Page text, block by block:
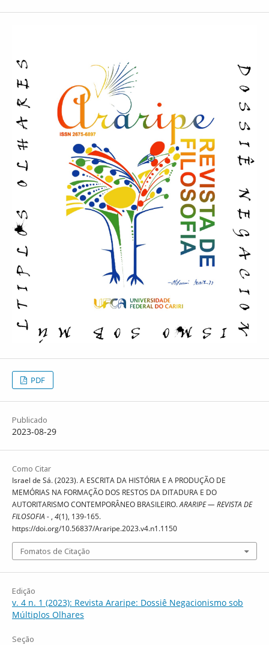
PDF
Publicado
2023-08-29
Como Citar
Israel de Sá. (2023). A ESCRITA DA HISTÓRIA E A PRODUÇÃO DE
MEMÓRIAS NA FORMAÇÃO DOS RESTOS DA DITADURA E DO
AUTORITARISMO CONTEMPORÂNEO BRASILEIRO.ARARIPE — REVISTA DE
FILOSOFIA - , 4(1), 139-165.
https://doi.org/10.56837/Araripe.2023.v4.n1.1150
Fomatos de Citação
Edição
v. 4 n. 1 (2023): Revista Araripe: Dossiê Negacionismo sob
Múltiplos Olhares
Seção